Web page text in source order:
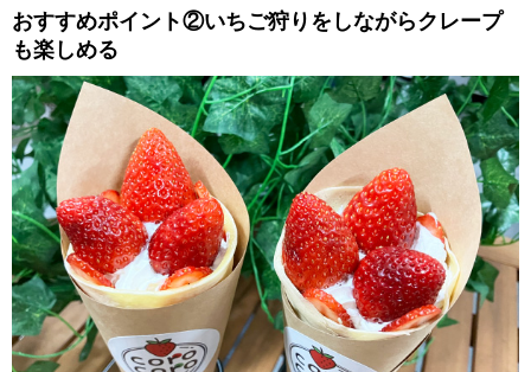
おすすめポイント②いちご狩りをしながらクレープ
も楽しめる